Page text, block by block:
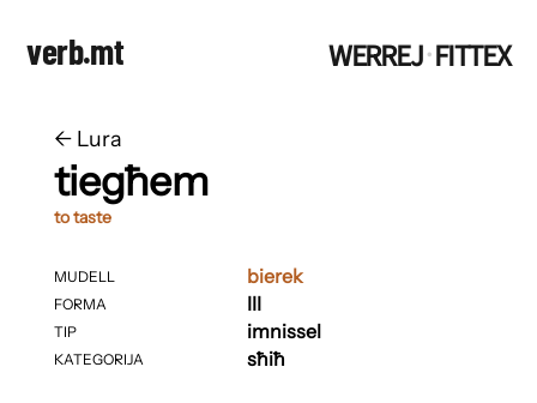
verb.mt WERREJ·FITTEX
← ​​Lura
tiegħem
to taste
MUDELL
FORMA
TIP
KATEGORIJA
bierek
III
imnissel
sħiħ